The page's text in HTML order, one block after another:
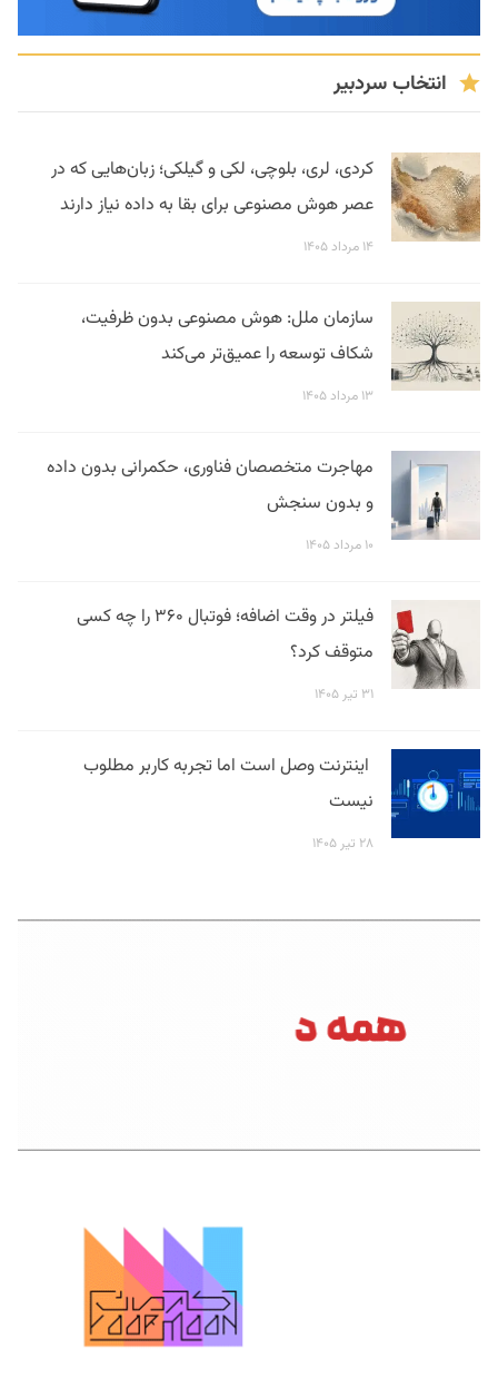
انتخاب سردبیر
کردی، لری، بلوچی، لکی و گیلکی؛ زبان‌هایی که در
عصر هوش مصنوعی برای بقا به داده نیاز دارند
۱۴ مرداد ۱۴۰۵
سازمان ملل: هوش مصنوعی بدون ظرفیت،
شکاف توسعه را عمیق‌تر می‌کند
۱۳ مرداد ۱۴۰۵
مهاجرت متخصصان فناوری، حکمرانی بدون داده
و بدون سنجش
۱۰ مرداد ۱۴۰۵
فیلتر در وقت اضافه؛ فوتبال ۳۶۰ را چه کسی
متوقف کرد؟
۳۱ تیر ۱۴۰۵
اینترنت وصل است اما تجربه کاربر مطلوب
نیست
۲۸ تیر ۱۴۰۵